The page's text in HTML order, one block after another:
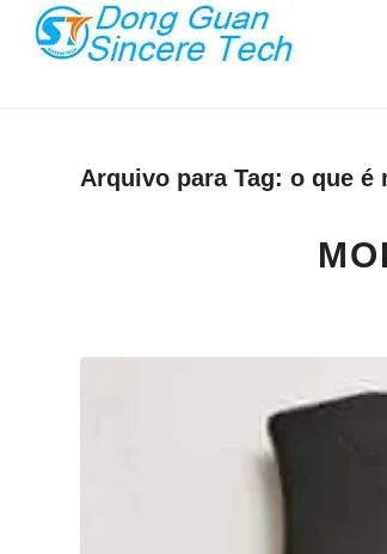
Arquivo para Tag: o que é